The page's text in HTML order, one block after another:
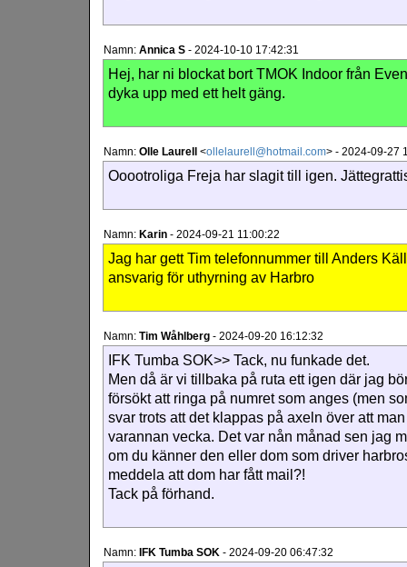
Namn: Annica S - 2024-10-10 17:42:31
Hej, har ni blockat bort TMOK Indoor från
dyka upp med ett helt gäng.
Namn: Olle Laurell <ollelaurell@hotmail.com> - 2024-09-27
Ooootroliga Freja har slagit till igen.
Namn: Karin - 2024-09-21 11:00:22
Jag har gett Tim telefonnummer till Anders
ansvarig för uthyrning av Harbro
Namn: Tim Wåhlberg - 2024-09-20 16:12:32
IFK Tumba SOK>> Tack, nu funkade det.
Men då är vi tillbaka på ruta ett igen där jag
försökt att ringa på numret som anges (men
svar trots att det klappas på axeln över att
varannan vecka. Det var nån månad sen jag
om du känner den eller dom som driver
meddela att dom har fått mail?!
Tack på förhand.
Namn: IFK Tumba SOK - 2024-09-20 06:47:32